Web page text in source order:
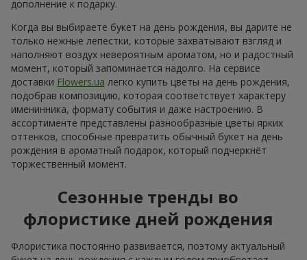
дополнение к подарку.
Когда вы выбираете букет на день рождения, вы дарите не
только нежные лепестки, которые захватывают взгляд и
наполняют воздух невероятным ароматом, но и радостный
момент, который запоминается надолго. На сервисе
доставки Flowers.ua легко купить цветы на день рождения,
подобрав композицию, которая соответствует характеру
именинника, формату события и даже настроению. В
ассортименте представлены разнообразные цветы ярких
оттенков, способные превратить обычный букет на день
рождения в ароматный подарок, который подчеркнёт
торжественный момент.
Сезонные тренды во
флористике дней рождения
Флористика постоянно развивается, поэтому актуальный